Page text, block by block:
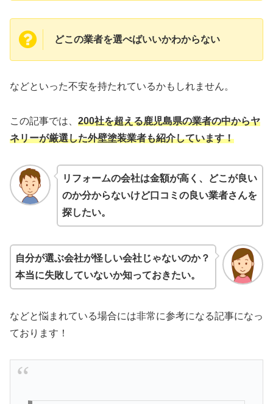
どこの業者を選べばいいかわからない
などといった不安を持たれているかもしれません。
この記事では、 200社を超える鹿児島県の業者の中からヤ
ネリーが厳選した外壁塗装業者も紹介しています！
リフォームの会社は金額が高く、どこが良い
のか分からないけど口コミの良い業者さんを
探したい。
自分が選ぶ会社が怪しい会社じゃないのか？
本当に失敗していないか知っておきたい。
などと悩まれている場合には非常に参考になる記事になっ
ております！